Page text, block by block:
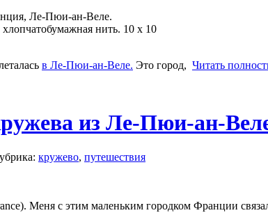
Ле-Пюи-ан-Веле.
нить. 10 х 10
в Ле-Пюи-ан-Веле. Это город, Читать
из Ле-Пюи-ан-
кружево, путешествия
Меня с этим маленьким городком Франции